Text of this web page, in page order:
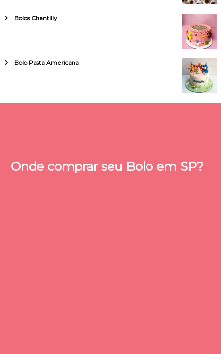
Bolos Chantilly
Bolo Pasta Americana
Onde comprar seu Bolo em SP?